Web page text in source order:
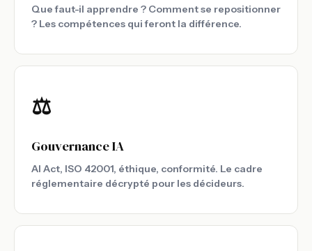
Que faut-il apprendre ? Comment se repositionner
? Les compétences qui feront la différence.
⚖️
Gouvernance IA
AI Act, ISO 42001, éthique, conformité. Le cadre
réglementaire décrypté pour les décideurs.